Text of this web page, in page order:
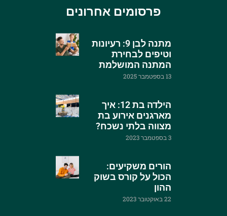
פרסומים אחרונים
מתנה לבן 9: רעיונות
וטיפים לבחירת
המתנה המושלמת
13 בספטמבר 2025
הילדה בת 12: איך
מארגנים אירוע בת
מצווה בלתי נשכח?
3 בספטמבר 2023
הורים משקיעים:
הכול על קורס בשוק
ההון
22 באוקטובר 2023